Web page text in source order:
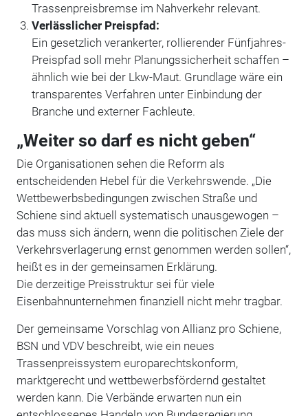
Trassenpreisbremse im Nahverkehr relevant.
Verlässlicher Preispfad:
Ein gesetzlich verankerter, rollierender Fünfjahres-
Preispfad soll mehr Planungssicherheit schaffen –
ähnlich wie bei der Lkw-Maut. Grundlage wäre ein
transparentes Verfahren unter Einbindung der
Branche und externer Fachleute.
„Weiter so darf es nicht geben“
Die Organisationen sehen die Reform als
entscheidenden Hebel für die Verkehrswende. „Die
Wettbewerbsbedingungen zwischen Straße und
Schiene sind aktuell systematisch unausgewogen –
das muss sich ändern, wenn die politischen Ziele der
Verkehrsverlagerung ernst genommen werden sollen“,
heißt es in der gemeinsamen Erklärung.
Die derzeitige Preisstruktur sei für viele
Eisenbahnunternehmen finanziell nicht mehr tragbar.
Der gemeinsame Vorschlag von Allianz pro Schiene,
BSN und VDV beschreibt, wie ein neues
Trassenpreissystem europarechtskonform,
marktgerecht und wettbewerbsfördernd gestaltet
werden kann. Die Verbände erwarten nun ein